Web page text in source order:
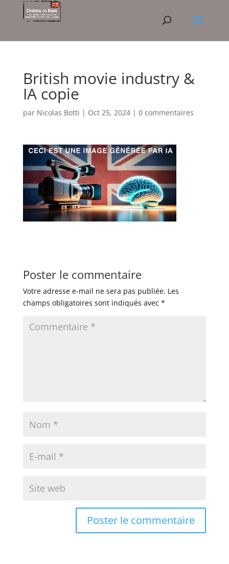
British movie industry &
IA copie
par Nicolas Botti | Oct 25, 2024| 0 commentaires
Poster le commentaire
Votre adresse e-mail ne sera pas publiée. Les
champs obligatoires sont indiqués avec *